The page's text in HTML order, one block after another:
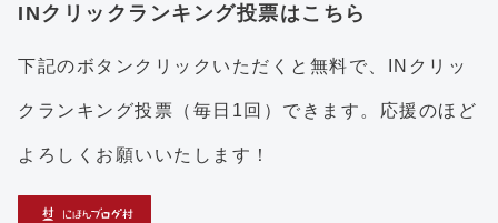
INクリックランキング投票はこちら
下記のボタンクリックいただくと無料で、INクリッ
クランキング投票（毎日1回）できます。応援のほど
よろしくお願いいたします！